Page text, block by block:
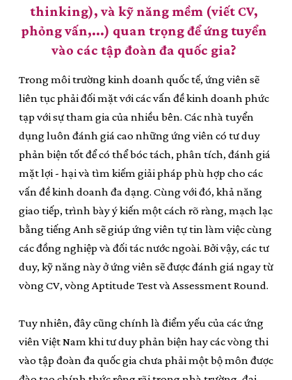
Trong môi trường kinh doanh quốc tế, ứng viên sẽ
liên tục phải đối mặt với các vấn đề kinh doanh phức
tạp với sự tham gia của nhiều bên. Các nhà tuyển
dụng luôn đánh giá cao những ứng viên có tư duy
phản biện tốt để có thể bóc tách, phân tích, đánh giá
mặt lợi - hại và tìm kiếm giải pháp phù hợp cho các
vấn đề kinh doanh đa dạng. Cùng với đó, khả năng
giao tiếp, trình bày ý kiến một cách rõ ràng, mạch lạc
bằng tiếng Anh sẽ giúp ứng viên tự tin làm việc cùng
các đồng nghiệp và đối tác nước ngoài. Bởi vậy, các tư
duy, kỹ năng này ở ứng viên sẽ được đánh giá ngay từ
vòng CV, vòng Aptitude Test và Assessment Round.
Tuy nhiên, đây cũng chính là điểm yếu của các ứng
viên Việt Nam khi tư duy phản biện hay các vòng thi
vào tập đoàn đa quốc gia chưa phải một bộ môn được
thinking), và kỹ năng mềm (viết CV,
phỏng vấn,...) quan trọng để ứng tuyển
vào các tập đoàn đa quốc gia?